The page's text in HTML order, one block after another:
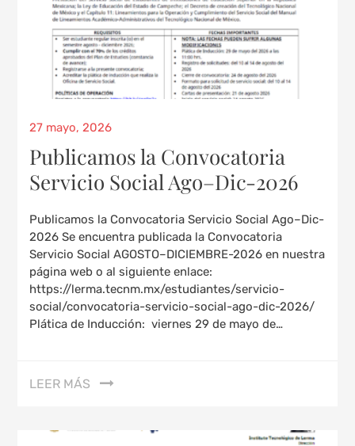
27 mayo, 2026
Publicamos la Convocatoria
Servicio Social Ago–Dic-2026
Publicamos la Convocatoria Servicio Social Ago–Dic-
2026 Se encuentra publicada la Convocatoria
Servicio Social AGOSTO–DICIEMBRE-2026 en nuestra
página web o al siguiente enlace:
https://lerma.tecnm.mx/estudiantes/servicio-
social/convocatoria-servicio-social-ago-dic-2026/
Plática de Inducción: viernes 29 de mayo de…
LEER MÁS